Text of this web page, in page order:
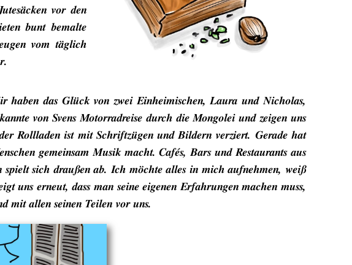
vor den
bunt bemalte
vom täglich
haben das Glück von zwei Einheimischen, Laura und Nicholas,
von Svens Motorradreise durch die Mongolei und zeigen uns
Rollladen ist mit Schriftzügen und Bildern verziert. Gerade hat
gemeinsam Musik macht. Cafés, Bars und Restaurants aus
sich draußen ab. Ich möchte alles in mich aufnehmen, weiß
uns erneut, dass man seine eigenen Erfahrungen machen muss,
mit allen seinen Teilen vor uns.